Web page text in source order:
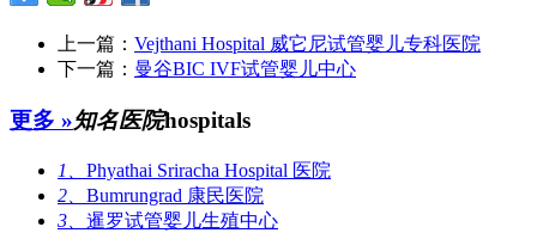
上一篇： Vejthani Hospital 威它尼试管婴儿专科医院
下一篇： 曼谷BIC IVF试管婴儿中心
更多 »知名医院hospitals
1、 Phyathai Sriracha Hospital 医院
2、 Bumrungrad 康民医院
3、 暹罗试管婴儿生殖中心